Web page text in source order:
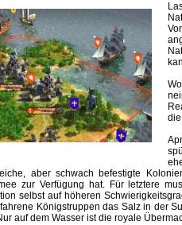
aber schwach befestigte
zur Verfügung hat. Für letztere
selbst auf höheren
Königstruppen das Salz in der
auf dem Wasser ist die royale